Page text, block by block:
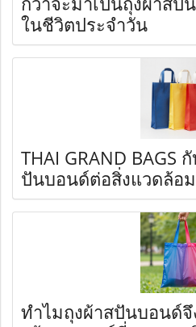
ในชีวิตประจำวัน
THAI GRAND BAGS
ปันบอนด์ต่อสิ่งแวดล้อม
ทำไมถุงผ้าสปันบอนด์จึ